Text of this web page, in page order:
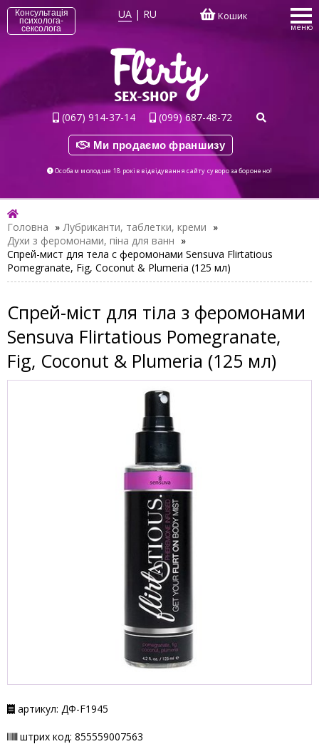
Консультація
психолога-
сексолога
UA | RU Кошик
меню
(067) 914-37-14 (099) 687-48-72
Ми продаємо франшизу
Особам молодше 18 років відвідування сайту суворо заборонено!
Головна » Лубриканти, таблетки, креми »
Духи з феромонами, піна для ванн »
Спрей-мист для тела с феромонами Sensuva Flirtatious
Pomegranate, Fig, Coconut & Plumeria (125 мл)
Спрей-міст для тіла з феромонами
Sensuva Flirtatious Pomegranate,
Fig, Coconut & Plumeria (125 мл)
артикул: ДФ-F1945
штрих код: 855559007563